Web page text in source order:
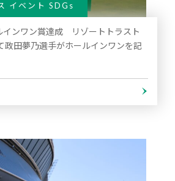
イベント SDGs
インワン賞達成 リゾートトラスト
政田夢乃選手がホールインワンを記